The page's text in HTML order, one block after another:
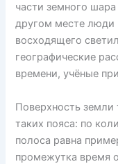
части земного
другом месте люди
восходящего
географические
времени, учёные
Поверхность земли
таких пояса: по
полоса равна
промежутка время